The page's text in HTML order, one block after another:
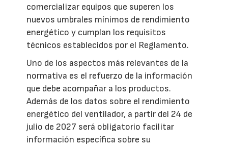
comercializar equipos que superen los
nuevos umbrales mínimos de rendimiento
energético y cumplan los requisitos
técnicos establecidos por el Reglamento.
Uno de los aspectos más relevantes de la
normativa es el refuerzo de la información
que debe acompañar a los productos.
Además de los datos sobre el rendimiento
energético del ventilador, a partir del 24 de
julio de 2027 será obligatorio facilitar
información específica sobre su